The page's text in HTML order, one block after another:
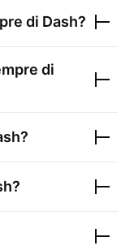
di Dash?
di
?
?